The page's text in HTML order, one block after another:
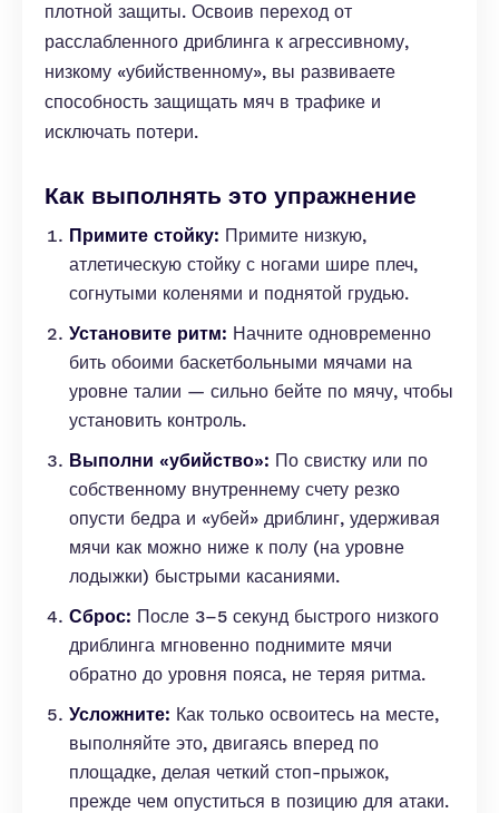
плотной защиты. Освоив переход от
расслабленного дриблинга к агрессивному,
низкому «убийственному», вы развиваете
способность защищать мяч в трафике и
исключать потери.
Как выполнять это упражнение
Примите стойку: Примите низкую,
атлетическую стойку с ногами шире плеч,
согнутыми коленями и поднятой грудью.
Установите ритм: Начните одновременно
бить обоими баскетбольными мячами на
уровне талии — сильно бейте по мячу, чтобы
установить контроль.
Выполни «убийство»: По свистку или по
собственному внутреннему счету резко
опусти бедра и «убей» дриблинг, удерживая
мячи как можно ниже к полу (на уровне
лодыжки) быстрыми касаниями.
Сброс: После 3–5 секунд быстрого низкого
дриблинга мгновенно поднимите мячи
обратно до уровня пояса, не теряя ритма.
Усложните: Как только освоитесь на месте,
выполняйте это, двигаясь вперед по
площадке, делая четкий стоп-прыжок,
прежде чем опуститься в позицию для атаки.